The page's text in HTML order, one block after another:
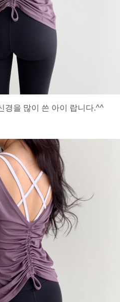
경을 많이 쓴 아이 랍니다.^^